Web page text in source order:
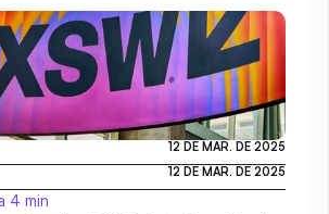
12 DE MAR. DE 2025
12 DE MAR. DE 2025
4 min